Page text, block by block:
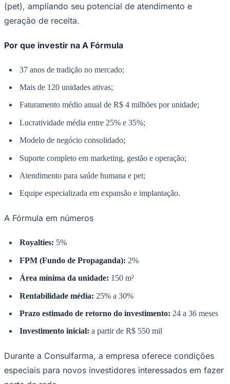
(pet), ampliando seu potencial de atendimento e
geração de receita.
Por que investir na A Fórmula
37 anos de tradição no mercado;
Mais de 120 unidades ativas;
Faturamento médio anual de R$ 4 milhões por unidade;
Lucratividade média entre 25% e 35%;
Modelo de negócio consolidado;
Suporte completo em marketing, gestão e operação;
Atendimento para saúde humana e pet;
Equipe especializada em expansão e implantação.
A Fórmula em números
Royalties: 5%
FPM (Fundo de Propaganda): 2%
Área mínima da unidade: 150 m²
Rentabilidade média: 25% a 30%
Prazo estimado de retorno do investimento: 24 a 36 meses
Investimento inicial: a partir de R$ 550 mil
Durante a Consulfarma, a empresa oferece condições
especiais para novos investidores interessados em fazer